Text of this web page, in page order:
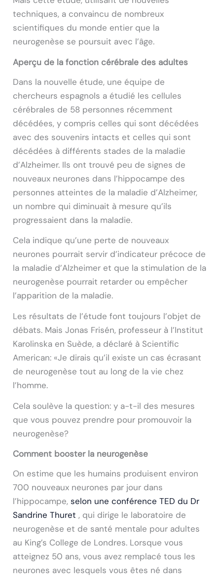
techniques, a convaincu de nombreux
scientifiques du monde entier que la
neurogenèse se poursuit avec l’âge.
Aperçu de la fonction cérébrale des adultes
Dans la nouvelle étude, une équipe de
chercheurs espagnols a étudié les cellules
cérébrales de 58 personnes récemment
décédées, y compris celles qui sont décédées
avec des souvenirs intacts et celles qui sont
décédées à différents stades de la maladie
d’Alzheimer. Ils ont trouvé peu de signes de
nouveaux neurones dans l’hippocampe des
personnes atteintes de la maladie d’Alzheimer,
un nombre qui diminuait à mesure qu’ils
progressaient dans la maladie.
Cela indique qu’une perte de nouveaux
neurones pourrait servir d’indicateur précoce de
la maladie d’Alzheimer et que la stimulation de la
neurogenèse pourrait retarder ou empêcher
l’apparition de la maladie.
Les résultats de l’étude font toujours l’objet de
débats. Mais Jonas Frisén, professeur à l’Institut
Karolinska en Suède, a déclaré à Scientific
American: «Je dirais qu’il existe un cas écrasant
de neurogenèse tout au long de la vie chez
l’homme.
Cela soulève la question: y a-t-il des mesures
que vous pouvez prendre pour promouvoir la
neurogenèse?
Comment booster la neurogenèse
On estime que les humains produisent environ
700 nouveaux neurones par jour dans
l’hippocampe,selon une conférence TED du Dr
Sandrine Thuret , qui dirige le laboratoire de
neurogenèse et de santé mentale pour adultes
au King’s College de Londres. Lorsque vous
atteignez 50 ans, vous avez remplacé tous les
neurones avec lesquels vous êtes né dans